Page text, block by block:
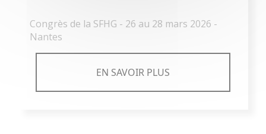
Congrès de la SFHG - 26 au 28 mars 2026 -
Nantes
EN SAVOIR PLUS